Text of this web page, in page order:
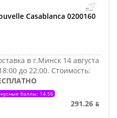
Casablanca 0200160
в г.Минск 14 августа
до 22:00. Стоимость:
баллы: 14.56
291.26 ƃ